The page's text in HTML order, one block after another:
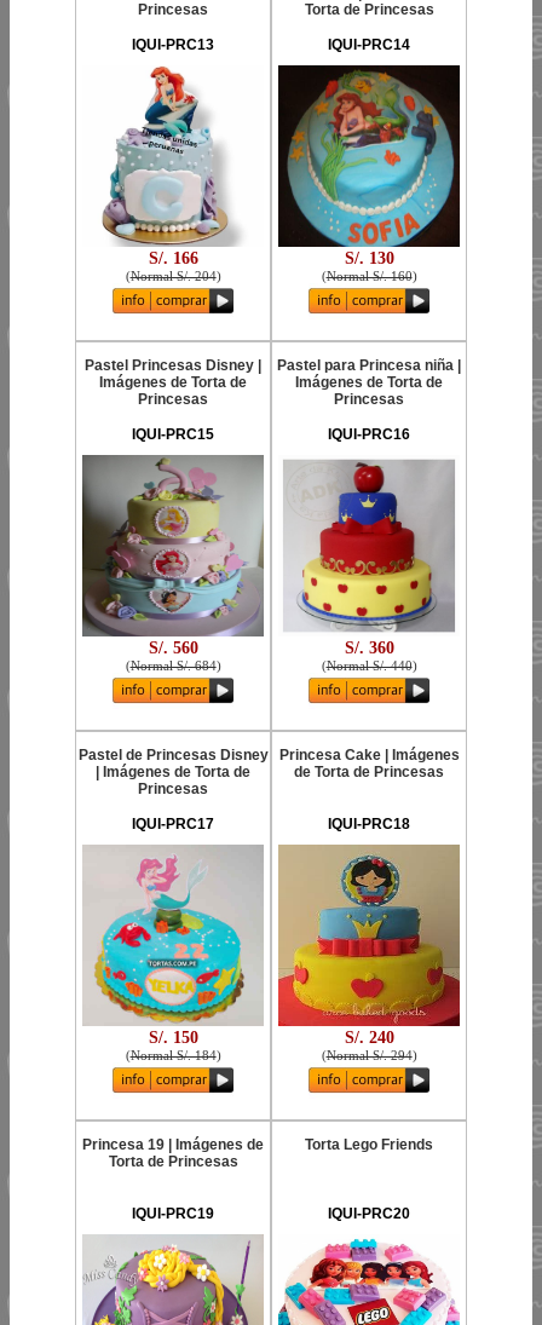
Princesas
IQUI-PRC13
S/. 166
(Normal S/. 204)
Torta de Princesas
IQUI-PRC14
S/. 130
(Normal S/. 160)
Pastel Princesas Disney |
Imágenes de Torta de
Princesas
IQUI-PRC15
S/. 560
(Normal S/. 684)
Pastel para Princesa niña |
Imágenes de Torta de
Princesas
IQUI-PRC16
S/. 360
(Normal S/. 440)
Pastel de Princesas Disney
| Imágenes de Torta de
Princesas
IQUI-PRC17
S/. 150
(Normal S/. 184)
Princesa Cake | Imágenes
de Torta de Princesas
IQUI-PRC18
S/. 240
(Normal S/. 294)
Princesa 19 | Imágenes de
Torta de Princesas
IQUI-PRC19
Torta Lego Friends
IQUI-PRC20